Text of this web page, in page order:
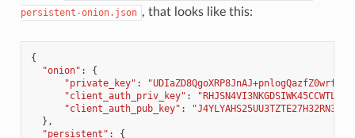
persistent-onion.json , that looks like this:
{
"onion" :
{
"private_key" :
"client_auth_priv_key" :
"client_auth_pub_key" :
},
"persistent" :
{